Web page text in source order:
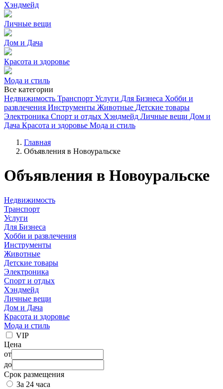
Хэндмейд
Личные вещи
Дом и Дача
Красота и здоровье
Мода и стиль
Все категории
Недвижимость Транспорт Услуги Для Бизнеса Хобби и
развлечения Инструменты Животные Детские товары
Электроника Спорт и отдых Хэндмейд Личные вещи Дом и
Дача Красота и здоровье Мода и стиль
Главная
Объявления в Новоуральске
Объявления в Новоуральске
Недвижимость
Транспорт
Услуги
Для Бизнеса
Хобби и развлечения
Инструменты
Животные
Детские товары
Электроника
Спорт и отдых
Хэндмейд
Личные вещи
Дом и Дача
Красота и здоровье
Мода и стиль
VIP
Цена
от
до
Срок размещения
За 24 часа